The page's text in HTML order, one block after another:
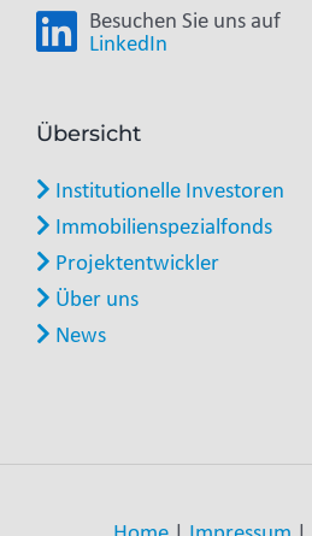
Übersicht
Institutionelle Investoren
Immobilienspezialfonds
Projektentwickler
Über uns
News
Besuchen Sie uns auf
LinkedIn
Home | Impressum |